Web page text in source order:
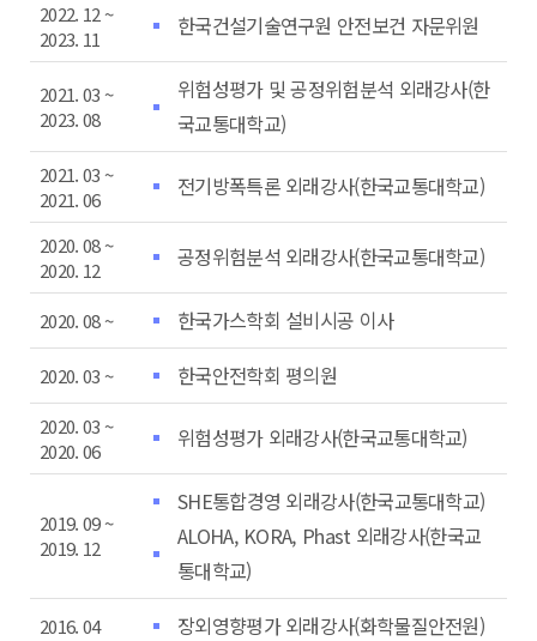
2022. 12 ~
2023. 11
한국건설기술연구원 안전보건 자문위원
2021. 03 ~
2023. 08
위험성평가 및 공정위험분석 외래강사(한
국교통대학교)
2021. 03 ~
2021. 06
전기방폭특론 외래강사(한국교통대학교)
2020. 08 ~
2020. 12
공정위험분석 외래강사(한국교통대학교)
2020. 08 ~ 한국가스학회 설비시공 이사
2020. 03 ~ 한국안전학회 평의원
2020. 03 ~
2020. 06
위험성평가 외래강사(한국교통대학교)
2019. 09 ~
2019. 12
SHE통합경영 외래강사(한국교통대학교)
ALOHA, KORA, Phast 외래강사(한국교
통대학교)
2016. 04 장외영향평가 외래강사(화학물질안전원)